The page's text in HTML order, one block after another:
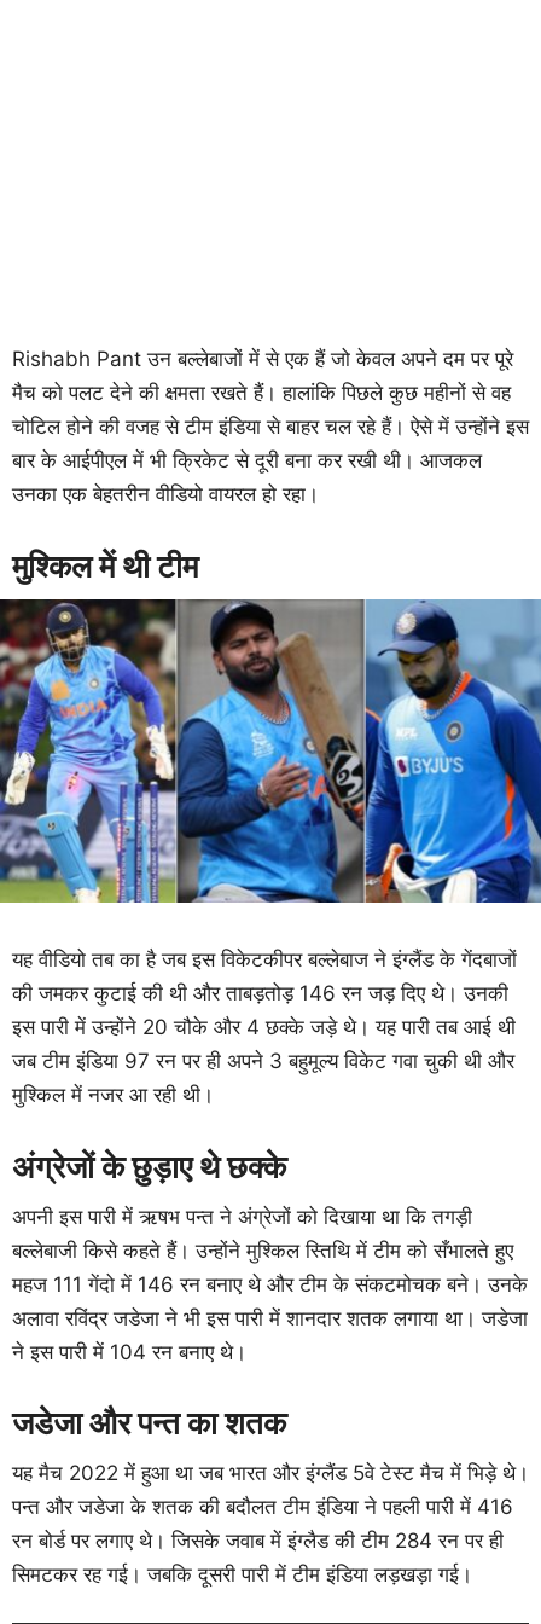
Rishabh Pant उन बल्लेबाजों में से एक हैं जो केवल अपने दम पर पूरे
मैच को पलट देने की क्षमता रखते हैं। हालांकि पिछले कुछ महीनों से वह
चोटिल होने की वजह से टीम इंडिया से बाहर चल रहे हैं। ऐसे में उन्होंने इस
बार के आईपीएल में भी क्रिकेट से दूरी बना कर रखी थी। आजकल
उनका एक बेहतरीन वीडियो वायरल हो रहा।
मुश्किल में थी टीम
यह वीडियो तब का है जब इस विकेटकीपर बल्लेबाज ने इंग्लैंड के गेंदबाजों
की जमकर कुटाई की थी और ताबड़तोड़ 146 रन जड़ दिए थे। उनकी
इस पारी में उन्होंने 20 चौके और 4 छक्के जड़े थे। यह पारी तब आई थी
जब टीम इंडिया 97 रन पर ही अपने 3 बहुमूल्य विकेट गवा चुकी थी और
मुश्किल में नजर आ रही थी।
अंग्रेजों के छुड़ाए थे छक्के
अपनी इस पारी में ऋषभ पन्त ने अंग्रेजों को दिखाया था कि तगड़ी
बल्लेबाजी किसे कहते हैं। उन्होंने मुश्किल स्तिथि में टीम को सँभालते हुए
महज 111 गेंदो में 146 रन बनाए थे और टीम के संकटमोचक बने। उनके
अलावा रविंद्र जडेजा ने भी इस पारी में शानदार शतक लगाया था। जडेजा
ने इस पारी में 104 रन बनाए थे।
जडेजा और पन्त का शतक
यह मैच 2022 में हुआ था जब भारत और इंग्लैंड 5वे टेस्ट मैच में भिड़े थे।
पन्त और जडेजा के शतक की बदौलत टीम इंडिया ने पहली पारी में 416
रन बोर्ड पर लगाए थे। जिसके जवाब में इंग्लैड की टीम 284 रन पर ही
सिमटकर रह गई। जबकि दूसरी पारी में टीम इंडिया लड़खड़ा गई।